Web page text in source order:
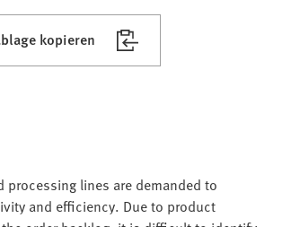
kopieren
processing lines are demanded to
and efficiency. Due to product